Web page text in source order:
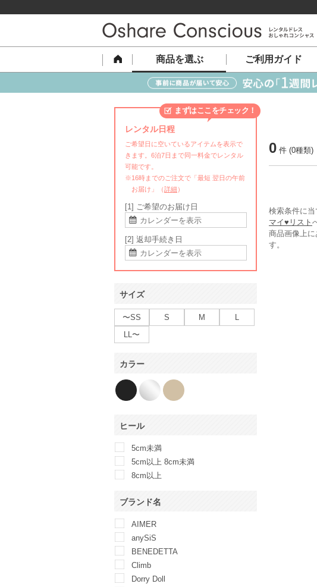
商品を選ぶ ご利用ガイド
0 件 (0種類)
検索条件に当
マイ♥リスト
商品画像上
す。
まずはここをチェック！
レンタル日程
ご希望日に空いているアイテムを表示で
きます。6泊7日まで同一料金でレンタル
可能です。
※16時までのご注文で「最短 翌日の午前
お届け」（詳細 ）
[1] ご希望のお届け日
[2] 返却手続き日
サイズ
〜SS S M
L
LL〜
カラー
ヒール
5cm未満
5cm以上 8cm未満
8cm以上
ブランド名
AIMER
anySiS
BENEDETTA
Climb
Dorry Doll